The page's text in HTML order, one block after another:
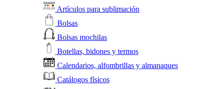
Artículos para sublimación
Bolsas
Bolsas mochilas
Botellas, bidones y termos
Calendarios, alfombrillas y almanaques
Catálogos físicos